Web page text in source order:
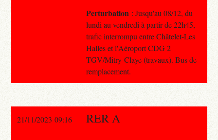
Perturbation : Jusqu'au 08/12, du
lundi au vendredi à partir de 22h45,
trafic interrompu entre Châtelet-Les
Halles et l'Aéroport CDG 2
TGV/Mitry-Claye (travaux). Bus de
remplacement.
21/11/2023 09:16 RER A